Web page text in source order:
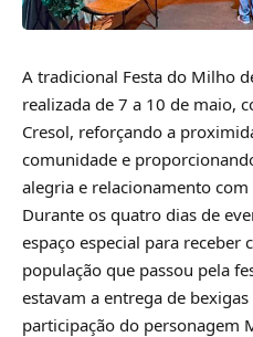
A tradicional Festa do Milho
realizada de 7 a 10 de maio,
Cresol, reforçando a
comunidade e
alegria e relacionamento
Durante os quatro dias de
espaço especial para receber
população que passou pela
estavam a entrega de
participação do personagem